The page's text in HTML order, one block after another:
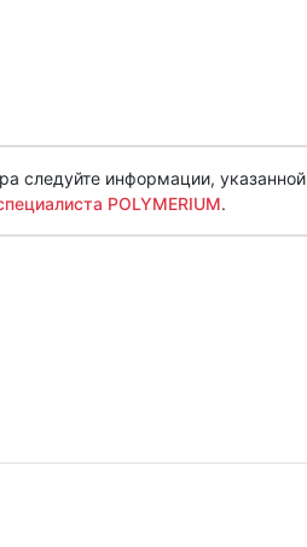
следуйте информации, указанной
POLYMERIUM.